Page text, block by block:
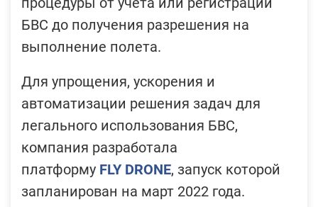
БВС до получения разрешения на
выполнение полета.
Для упрощения, ускорения и
автоматизации решения задач для
легального использования БВС,
компания разработала
платформу FLY DRONE, запуск которой
запланирован на март 2022 года.